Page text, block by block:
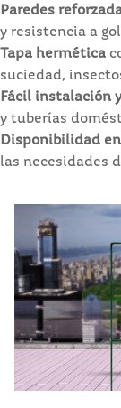
Paredes
y resistencia a
Tapa hermética
suciedad,
Fácil instalación
y tuberías
Disponibilidad
las necesidades